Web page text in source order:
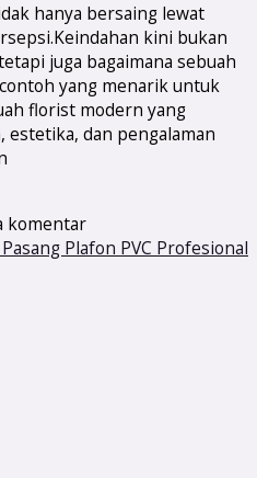
hanya bersaing lewat
kini bukan
juga bagaimana sebuah
yang menarik untuk
florist modern yang
estetika, dan pengalaman
komentar